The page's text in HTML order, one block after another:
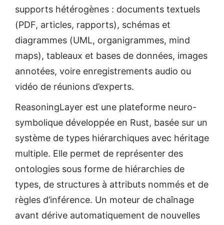
supports hétérogènes : documents textuels
(PDF, articles, rapports), schémas et
diagrammes (UML, organigrammes, mind
maps), tableaux et bases de données, images
annotées, voire enregistrements audio ou
vidéo de réunions d’experts.
ReasoningLayer est une plateforme neuro-
symbolique développée en Rust, basée sur un
système de types hiérarchiques avec héritage
multiple. Elle permet de représenter des
ontologies sous forme de hiérarchies de
types, de structures à attributs nommés et de
règles d’inférence. Un moteur de chaînage
avant dérive automatiquement de nouvelles